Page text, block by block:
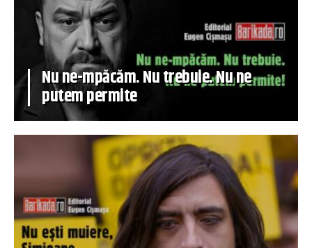
Nu ne-mpăcăm. Nu trebuie. Nu ne
putem permite